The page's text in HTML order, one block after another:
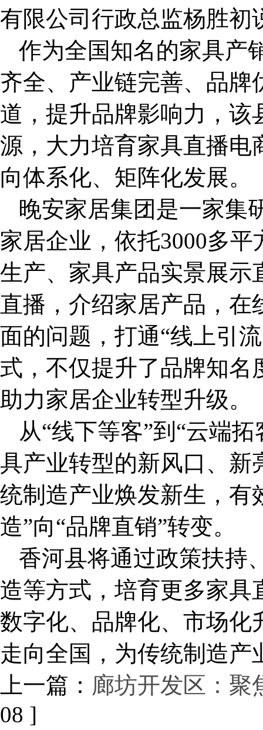
有限公司行政总监杨胜初
作为全国知名的家具产
齐全、产业链完善、品牌
道，提升品牌影响力，该
源，大力培育家具直播电
向体系化、矩阵化发展。
晚安家居集团是一家集
家居企业，依托3000多
生产、家具产品实景展示
直播，介绍家居产品，
面的问题，打通“线上引
式，不仅提升了品牌知名
助力家居企业转型升级。
从“线下等客”到“云端
具产业转型的新风口、新
统制造产业焕发新生，有
造”向“品牌直销”转变。
香河县将通过政策扶持
造等方式，培育更多家具
数字化、品牌化、市场化
走向全国，为传统制造
上一篇： 廊坊开发区：聚
08 ]